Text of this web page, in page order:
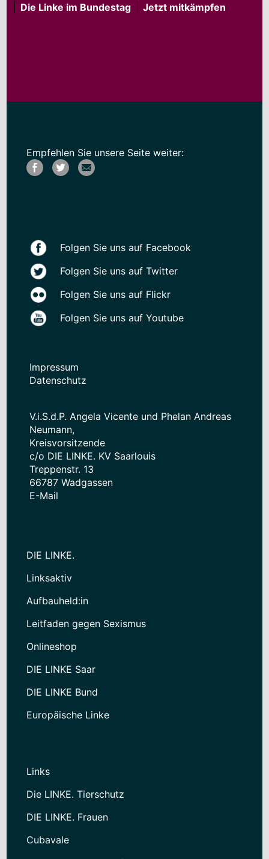
Die Linke im Bundestag
Jetzt mitkämpfen
Empfehlen Sie unsere Seite weiter:
Folgen Sie uns auf Facebook
Folgen Sie uns auf Twitter
Folgen Sie uns auf Flickr
Folgen Sie uns auf Youtube
Impressum
Datenschutz
V.i.S.d.P. Angela Vicente und Phelan Andreas
Neumann,
Kreisvorsitzende
c/o DIE LINKE. KV Saarlouis
Treppenstr. 13
66787 Wadgassen
E-Mail
DIE LINKE.
Linksaktiv
Aufbauheld:in
Leitfaden gegen Sexismus
Onlineshop
DIE LINKE Saar
DIE LINKE Bund
Europäische Linke
Links
Die LINKE. Tierschutz
DIE LINKE. Frauen
Cubavale